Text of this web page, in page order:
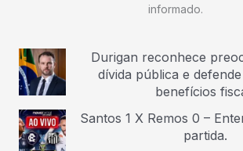
informado.
Durigan reconhece
dívida pública e
benefícios
Santos 1 X Remos 0 –
partida.